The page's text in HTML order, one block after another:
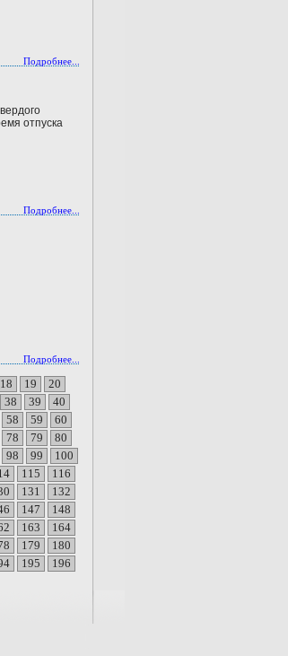
Подробнее...
отпуска
Подробнее...
Подробнее...
18 19
20
38 39
40
58 59
60
78 79
80
98 99
100
115
116
131
132
147
148
163
164
179
180
195
196